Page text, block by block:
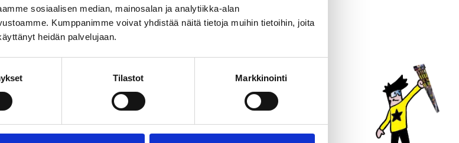
sosiaalisen median, mainosalan ja analytiikka-alan
Kumppanimme voivat yhdistää näitä tietoja muihin tietoihin, joita
heidän palvelujaan.
Tilastot Markkinointi
ilotulitteita. Rakettipaketit tarjoavat useita raketteja, joissa on
taivaalle upean värien ja muotojen kirjon. Jokainen raketti
joista olemme poimineet myyntiin näyttävimmät ja suurimmat raketit.
alueelta on Rakettitukku sinun valintasi!